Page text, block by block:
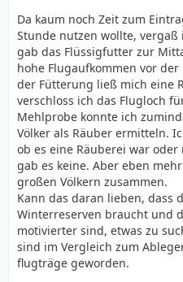
Da kaum noch Zeit zum
Stunde nutzen wollte,
gab das Flüssigfutter zur
hohe Flugaufkommen vor
der Fütterung ließ mich eine
verschloss ich das Flugloch
Mehlprobe konnte ich
Völker als Räuber ermitteln.
ob es eine Räuberei war
gab es keine. Aber eben
großen Völkern zusammen.
Kann das daran lieben, dass
Winterreserven braucht und
motivierter sind, etwas zu
sind im Vergleich zum
flugträge geworden.